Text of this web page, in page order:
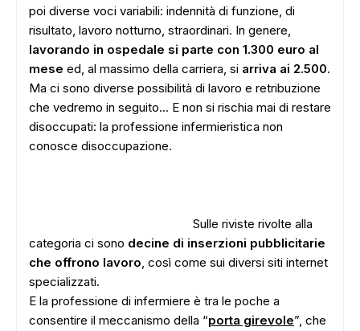
poi diverse voci variabili: indennità di funzione, di
risultato, lavoro notturno, straordinari. In genere,
lavorando in ospedale si parte con 1.300 euro al
mese ed, al massimo della carriera, si arriva ai 2.500.
Ma ci sono diverse possibilità di lavoro e retribuzione
che vedremo in seguito... E non si rischia mai di restare
disoccupati: la professione infermieristica non
conosce disoccupazione.
Sulle riviste rivolte alla
categoria ci sono decine di inserzioni pubblicitarie
che offrono lavoro, così come sui diversi siti internet
specializzati.
E la professione di infermiere è tra le poche a
consentire il meccanismo della “porta girevole”, che